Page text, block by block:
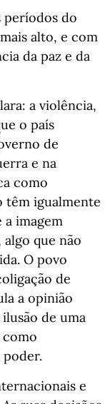
períodos do
alto, e com
da paz e da
a violência,
o país
de
e na
como
têm igualmente
imagem
que não
O povo
de
a opinião
de uma
e